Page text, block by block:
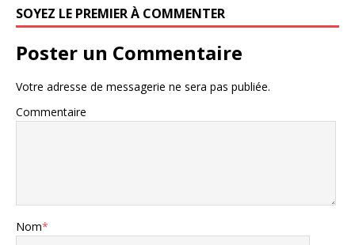
SOYEZ LE PREMIER À COMMENTER
Poster un Commentaire
Votre adresse de messagerie ne sera pas publiée.
Commentaire
Nom*